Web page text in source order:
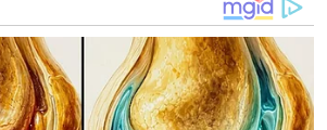
ดี คงไม่มีอะไรดีไปกว่าการล้างหน้าแบบ
ตรอ่อนโยนตรงอ่างล้างหน้าในห้องน้ำ